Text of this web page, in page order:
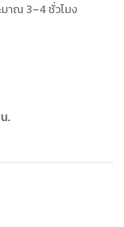
มาณ 3–4 ชั่วโมง
.